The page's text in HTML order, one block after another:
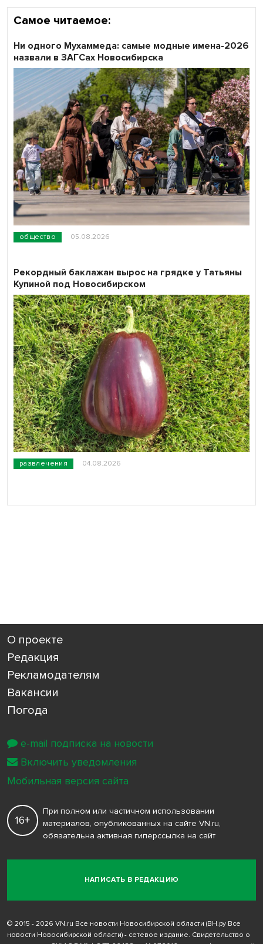
Самое читаемое:
общество 05.08.2026
Ни одного Мухаммеда: самые модные имена-2026
назвали в ЗАГСах Новосибирска
развлечения 04.08.2026
Рекордный баклажан вырос на грядке у Татьяны
Купиной под Новосибирском
О проекте
Редакция
Рекламодателям
Вакансии
Погода
НАПИСАТЬ В РЕДАКЦИЮ
16+
При полном или частичном использовании
материалов, опубликованных на сайте VN.ru,
обязательна активная гиперссылка на сайт
© 2015 - 2026 VN.ru Все новости Новосибирской области (ВН.ру Все
новости Новосибирской области) - сетевое издание. Свидетельство о
e-mail подписка на новости
Включить уведомления
Мобильная версия сайта